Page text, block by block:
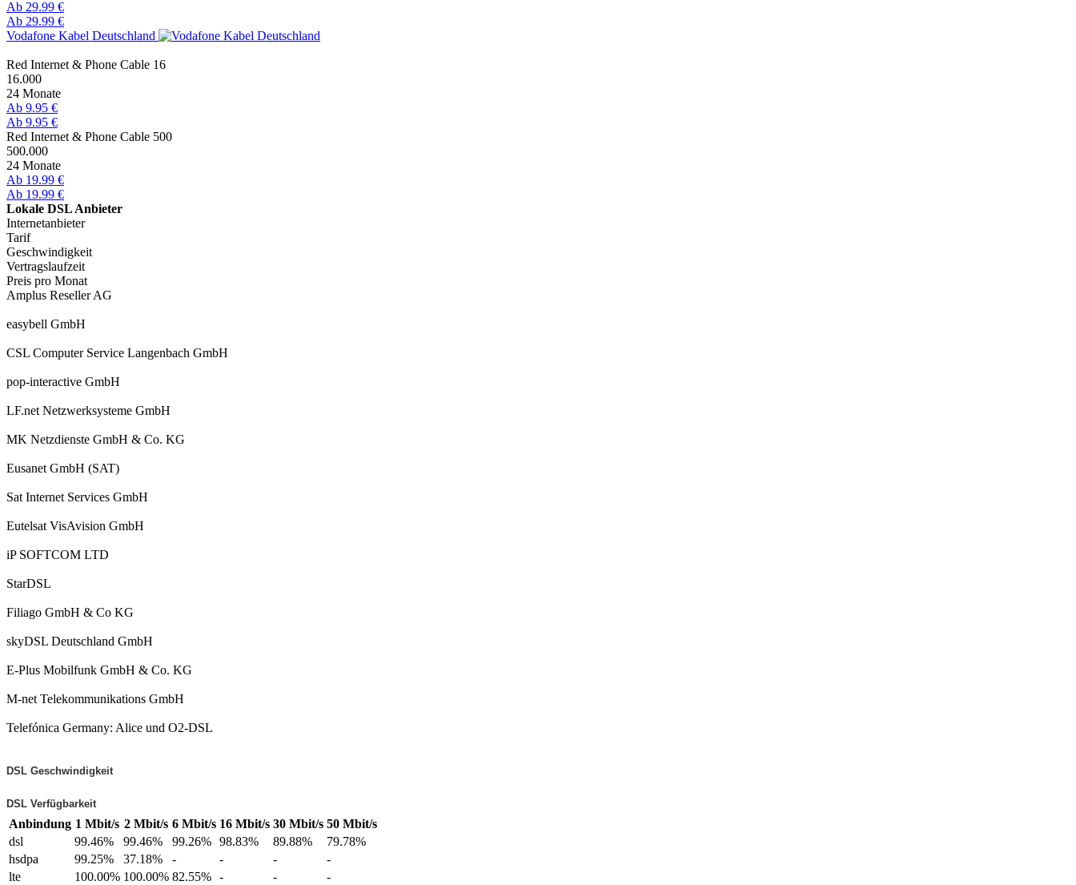
Ab 29.99 €
Ab 29.99 €
Vodafone Kabel Deutschland
Red Internet & Phone Cable 16
16.000
24 Monate
Ab 9.95 €
Ab 9.95 €
Red Internet & Phone Cable 500
500.000
24 Monate
Ab 19.99 €
Ab 19.99 €
Lokale DSL Anbieter
Internetanbieter
Tarif
Geschwindigkeit
Vertragslaufzeit
Preis pro Monat
Amplus Reseller AG
easybell GmbH
CSL Computer Service Langenbach GmbH
pop-interactive GmbH
LF.net Netzwerksysteme GmbH
MK Netzdienste GmbH & Co. KG
Eusanet GmbH (SAT)
Sat Internet Services GmbH
Eutelsat VisAvision GmbH
iP SOFTCOM LTD
StarDSL
Filiago GmbH & Co KG
skyDSL Deutschland GmbH
E-Plus Mobilfunk GmbH & Co. KG
M-net Telekommunikations GmbH
Telefónica Germany: Alice und O2-DSL
DSL Geschwindigkeit
DSL Verfügbarkeit
Anbindung 1 Mbit/s 2 Mbit/s 6 Mbit/s 16 Mbit/s 30 Mbit/s 50 Mbit/s
dsl
99.46% 99.46% 99.26% 98.83% 89.88%
79.78%
hsdpa
99.25% 37.18% - - -
-
lte
100.00% 100.00% 82.55% - -
-